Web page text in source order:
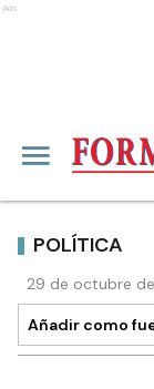
Ads
POLÍTICA
29 de octubre
Añadir como